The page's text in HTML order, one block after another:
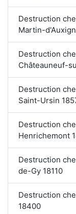
Destruction
Martin-
Destruction
Châteauneuf-
Destruction
Saint-Ursin
Destruction
Henrichemont
Destruction
de-Gy 18110
Destruction
18400